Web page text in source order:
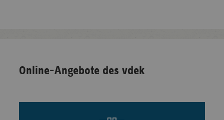
Online-Angebote des vdek